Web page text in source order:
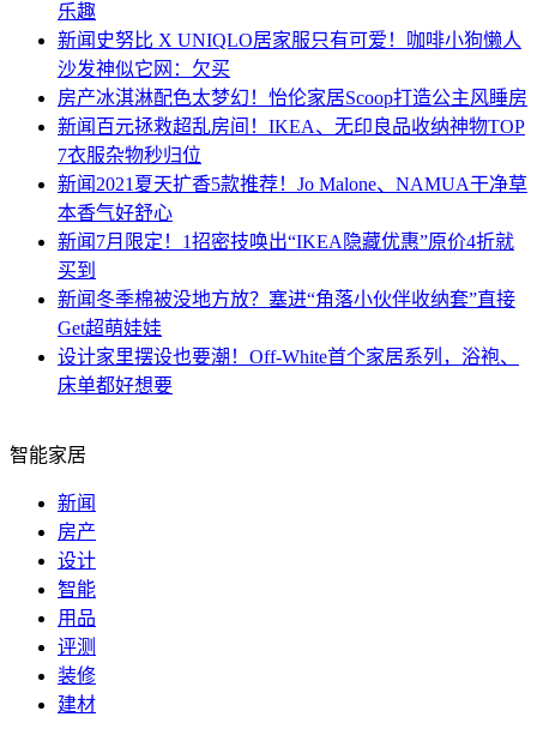
乐趣
新闻 史努比 X UNIQLO居家服只有可爱！咖啡小狗懒人
沙发神似它网：欠买
房产冰淇淋配色太梦幻！怡伦家居Scoop打造公主风睡房
新闻 百元拯救超乱房间！IKEA、无印良品收纳神物TOP
7衣服杂物秒归位
新闻 2021夏天扩香5款推荐！Jo Malone、NAMUA干净草
本香气好舒心
新闻 7月限定！1招密技唤出“IKEA隐藏优惠”原价4折就
买到
新闻 冬季棉被没地方放？塞进“角落小伙伴收纳套”直接
Get超萌娃娃
设计家里摆设也要潮！Off-White首个家居系列，浴袍、
床单都好想要
智能家居
新闻
房产
设计
智能
用品
评测
装修
建材